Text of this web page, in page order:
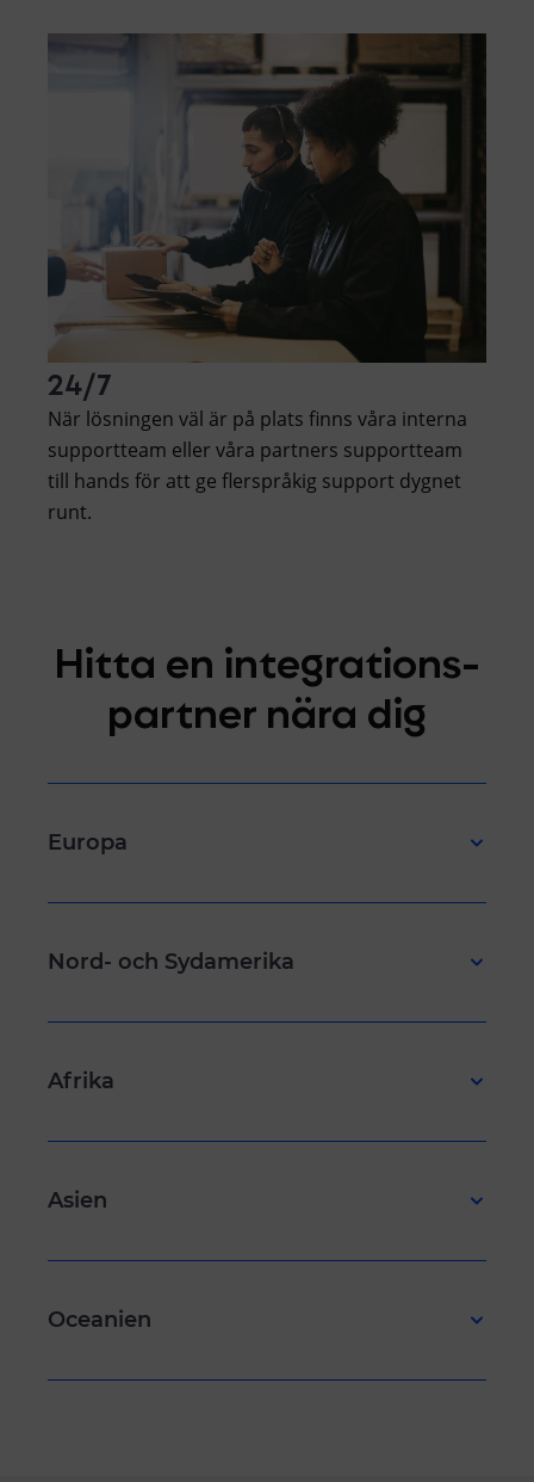
24/7
När lösningen väl är på plats finns våra interna
supportteam eller våra partners supportteam
till hands för att ge flerspråkig support dygnet
runt.
Hitta en integrations-
partner nära dig
Europa
Nord- och Sydamerika
Afrika
Asien
Oceanien